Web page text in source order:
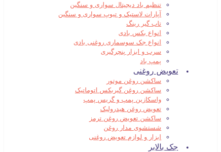
تنظیم باد دیجیتال سواری و سنگین
آپارات لاستیک و تیوپ سواری و سنگین
تاب گیر رینگ
انواع بکس بادی
انواع جک سوسماری روغنی بادی
سرب و ابزار پنچرگیری
پمپ باد
تعویض روغنی
ساکشن روغن موتور
ساکشن روغن گیربکس اتوماتیک
واسکازین پمپ و گریس پمپ
تعویض روغن هیدرولیک
ساکشن تعویض روغن ترمز
شستشوی مدار روغن
ابزار و لوازم تعویض روغنی
جک بالابر